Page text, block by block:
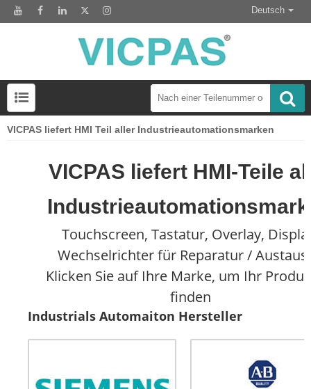
Deutsch
VICPAS liefert HMI Teil aller Industrieautomationsmarken
VICPAS liefert HMI-Teile
Touchscreen, Tastatur, Overlay,
Wechselrichter für Reparatur /
Klicken Sie auf Ihre Marke, um Ihr
finden
Industrials Automaiton Hersteller